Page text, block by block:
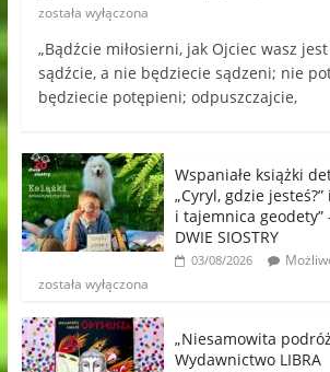
została wyłączona
„Bądźcie miłosierni, jak Ojciec wasz
sądźcie, a nie będziecie sądzeni; nie
będziecie potępieni; odpuszczajcie,
Wspaniałe książki
„Cyryl, gdzie jesteś?”
i tajemnica geodety”
DWIE SIOSTRY
03/08/2026
została wyłączona
„Niesamowita
Wydawnictwo LIBRA